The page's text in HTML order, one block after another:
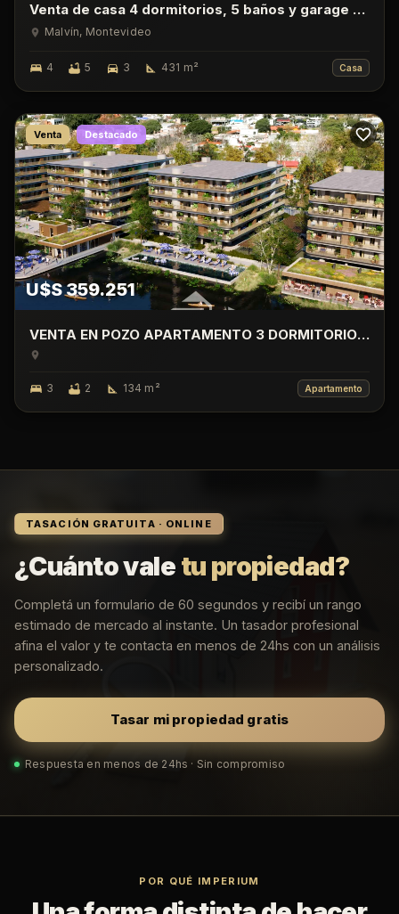
Venta de casa 4 dormitorios, 5 baños y garage en
Malvin
Malvín, Montevideo
4 5 3 431 m² Casa
Venta Destacado
U$S 359.251
VENTA EN POZO APARTAMENTO 3 DORMITORIO
CON TERRAZA, LAGO CALCAGNO, CIUDAD DE LA
3 2 134 m² Apartamento
TASACIÓN GRATUITA · ONLINE
¿Cuánto vale tu propiedad?
Completá un formulario de 60 segundos y recibí un rango
estimado de mercado al instante. Un tasador profesional
afina el valor y te contacta en menos de 24hs con un análisis
personalizado.
Tasar mi propiedad gratis
Respuesta en menos de 24hs · Sin compromiso
POR QUÉ IMPERIUM